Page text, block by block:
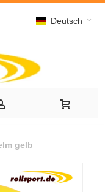
Deutsch
gelb